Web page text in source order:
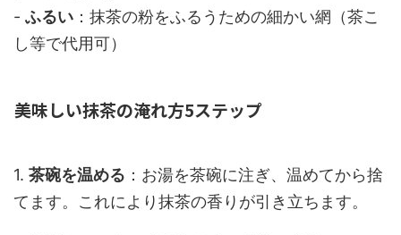
- ふるい ：抹茶の粉をふるうための細かい網（茶こ
し等で代用可）
美味しい抹茶の淹れ方5ステップ
1. 茶碗を温める ：お湯を茶碗に注ぎ、温めてから捨
てます。これにより抹茶の香りが引き立ちます。